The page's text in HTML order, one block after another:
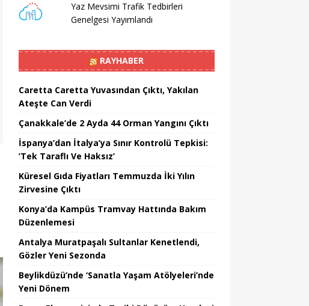
Yaz Mevsimi Trafik Tedbirleri
Genelgesi Yayımlandı
RAYHABER
Caretta Caretta Yuvasından Çıktı, Yakılan
Ateşte Can Verdi
Çanakkale’de 2 Ayda 44 Orman Yangını Çıktı
İspanya’dan İtalya’ya Sınır Kontrolü Tepkisi:
’Tek Taraflı Ve Haksız’
Küresel Gıda Fiyatları Temmuzda İki Yılın
Zirvesine Çıktı
Konya’da Kampüs Tramvay Hattında Bakım
Düzenlemesi
Antalya Muratpaşalı Sultanlar Kenetlendi,
Gözler Yeni Sezonda
Beylikdüzü’nde ‘Sanatla Yaşam Atölyeleri’nde
Yeni Dönem